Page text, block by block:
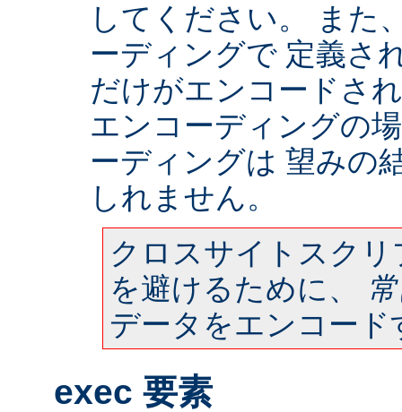
してください。 また
ーディングで 定義さ
だけがエンコードさ
エンコーディングの
ーディングは 望みの
しれません。
クロスサイトスク
を避けるために、
データをエンコード
exec 要素